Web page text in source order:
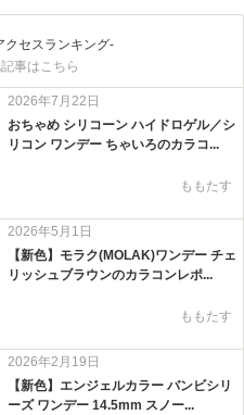
クセスランキング-
事はこちら
2026年7月22日
おちゃめ シリコーン ハイドロゲル／シ
リコン ワンデー ちゃいろのカラコ...
ももたす
2026年5月1日
【新色】モラク(MOLAK)ワンデー チェ
リッシュブラウンのカラコンレポ...
ももたす
2026年2月19日
【新色】エンジェルカラー バンビシリ
ーズ ワンデー 14.5mm スノー...